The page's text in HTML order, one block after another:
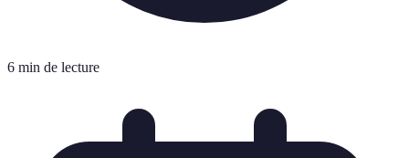
6 min de lecture